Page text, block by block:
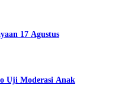
17 Agustus
Uji Moderasi Anak